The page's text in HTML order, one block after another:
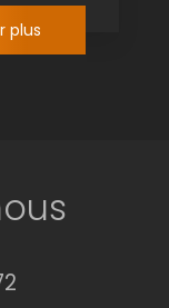
plus